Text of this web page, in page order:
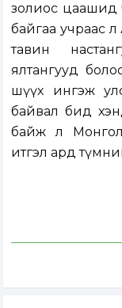
золиос цаашид
байгаа учраас
тавин
ялтангууд
шүүх ингэж
байвал бид
байж л
итгэл ард